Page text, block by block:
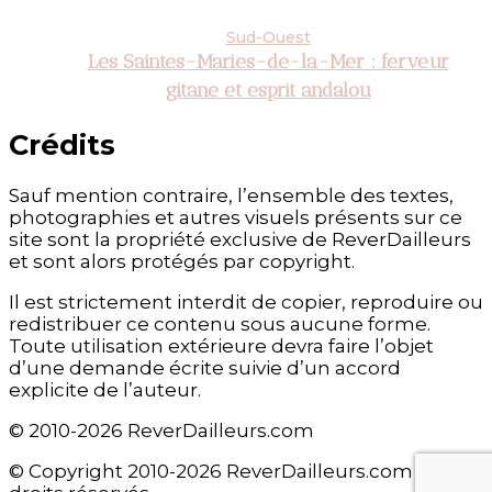
Sud-Ouest
Les Saintes-Maries-de-la-Mer : ferveur
gitane et esprit andalou
Crédits
Sauf mention contraire, l’ensemble des textes,
photographies et autres visuels présents sur ce
site sont la propriété exclusive de ReverDailleurs
et sont alors protégés par copyright.
Il est strictement interdit de copier, reproduire ou
redistribuer ce contenu sous aucune forme.
Toute utilisation extérieure devra faire l’objet
d’une demande écrite suivie d’un accord
explicite de l’auteur.
© 2010-2026 ReverDailleurs.com
© Copyright 2010-2026 ReverDailleurs.com - Tous